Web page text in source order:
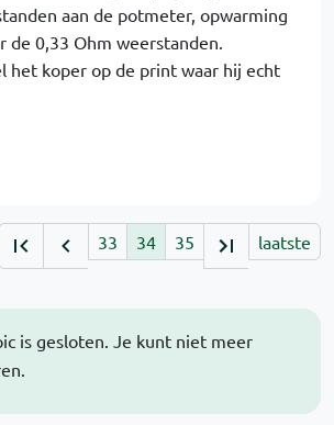
is gesloten. Je kunt niet meer
aan de potmeter, opwarming
de 0,33 Ohm weerstanden.
het koper op de print waar hij echt
33 34 35 laatste